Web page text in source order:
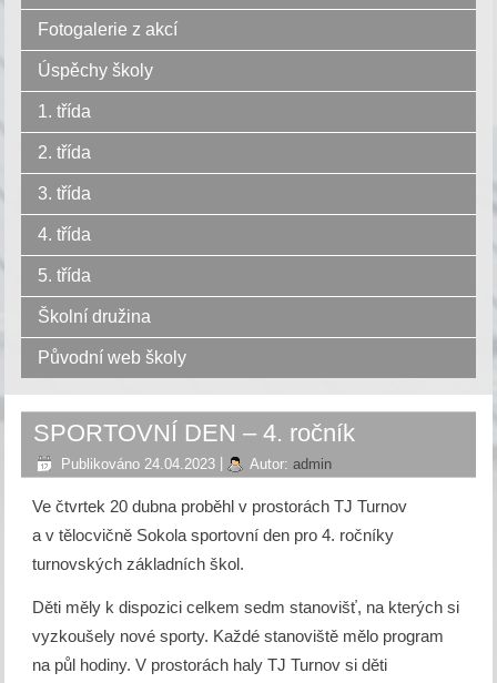
Fotogalerie z akcí
Úspěchy školy
1. třída
2. třída
3. třída
4. třída
5. třída
Školní družina
Původní web školy
SPORTOVNÍ DEN – 4. ročník
Publikováno 24.04.2023 Autor: admin
Ve čtvrtek 20 dubna proběhl v prostorách TJ Turnov
a v tělocvičně Sokola sportovní den pro 4. ročníky
turnovských základních škol.
Děti měly k dispozici celkem sedm stanovišť, na kterých si
vyzkoušely nové sporty. Každé stanoviště mělo program
na půl hodiny. V prostorách haly TJ Turnov si děti